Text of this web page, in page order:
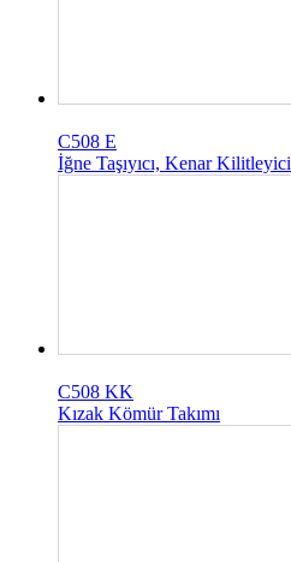
C508 E
İğne Taşıyıcı, Kenar Kilitleyici
C508 KK
Kızak Kömür Takımı